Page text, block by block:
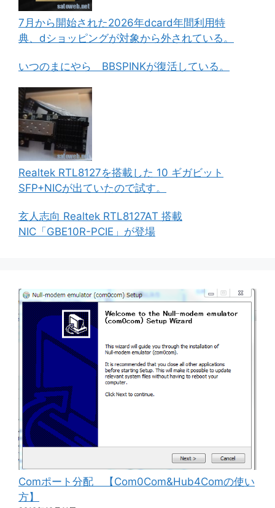
7月から開始された2026年dcard年間利用特
典、dショッピングが対象から外されている。
いつのまにやら BBSPINKが復活している。
Realtek RTL8127を搭載した 10 ギガビット
SFP+NICが出ていたので試す。
玄人志向 Realtek RTL8127AT 搭載
NIC「GBE10R-PCIE」が登場
Comポート分配 【Com0Com&Hub4Comの使い
方】